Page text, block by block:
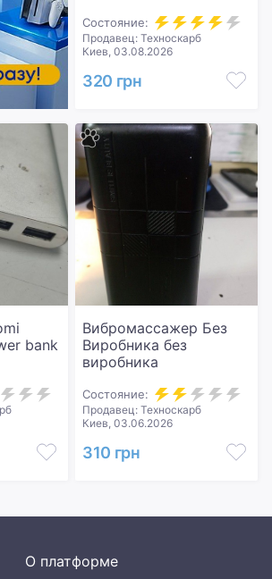
Состояние:
Продавец: Техноскарб
Киев, 03.08.2026
320 грн
bank
Вибромассажер Без
Виробника без
виробника
Состояние:
Продавец: Техноскарб
Киев, 03.06.2026
310 грн
О платформе